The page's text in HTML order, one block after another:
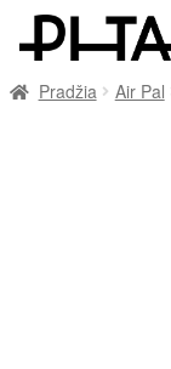
Pradžia Air Pal